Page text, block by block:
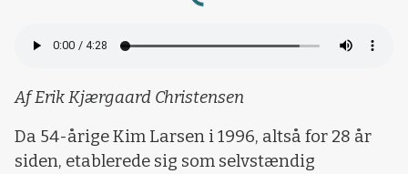
Af Erik Kjærgaard Christensen
Da 54-årige Kim Larsen i 1996, altså for 28 år
siden, etablerede sig som selvstændig